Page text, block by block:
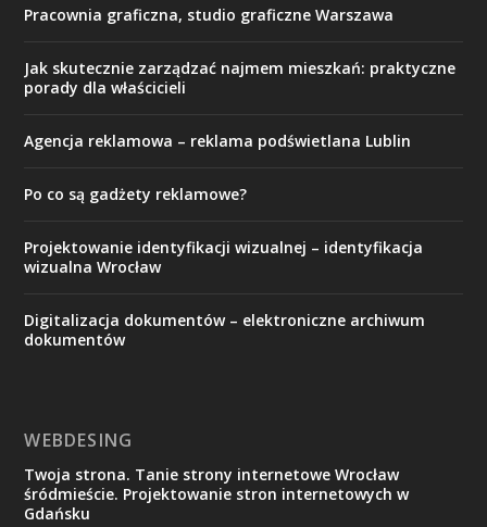
Pracownia graficzna, studio graficzne Warszawa
Jak skutecznie zarządzać najmem mieszkań: praktyczne
porady dla właścicieli
Agencja reklamowa – reklama podświetlana Lublin
Po co są gadżety reklamowe?
Projektowanie identyfikacji wizualnej – identyfikacja
wizualna Wrocław
Digitalizacja dokumentów – elektroniczne archiwum
dokumentów
WEBDESING
Twoja strona. Tanie strony internetowe Wrocław
śródmieście. Projektowanie stron internetowych w
Gdańsku